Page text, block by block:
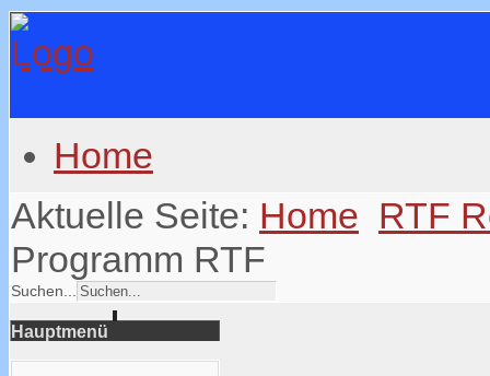
Home
Aktuelle Seite: Home RTF
Programm RTF
Suchen...
Hauptmenü